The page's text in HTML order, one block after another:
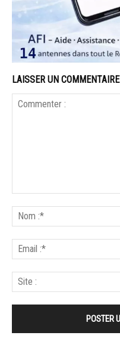
LAISSER UN COMMENTAIRE